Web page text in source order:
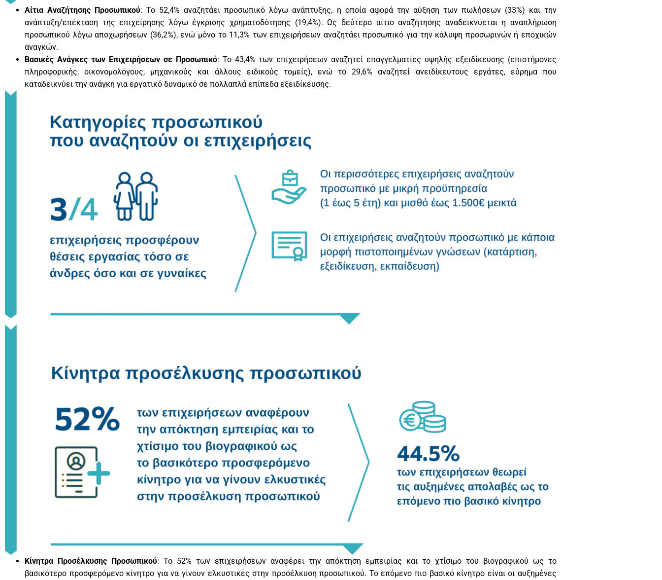
Αίτια Αναζήτησης Προσωπικού: Το 52,4% αναζητάει προσωπικό λόγω ανάπτυξης, η οποία αφορά την αύξηση των πωλήσεων (33%) και την
ανάπτυξη/επέκταση της επιχείρησης λόγω έγκρισης χρηματοδότησης (19,4%). Ως δεύτερο αίτιο αναζήτησης αναδεικνύεται η αναπλήρωση
προσωπικού λόγω αποχωρήσεων (36,2%), ενώ μόνο το 11,3% των επιχειρήσεων αναζητάει προσωπικό για την κάλυψη προσωρινών ή εποχικών
αναγκών.
Βασικές Ανάγκες των Επιχειρήσεων σε Προσωπικό: Το 43,4% των επιχειρήσεων αναζητεί επαγγελματίες υψηλής εξειδίκευσης (επιστήμονες
πληροφορικής, οικονομολόγους, μηχανικούς και άλλους ειδικούς τομείς), ενώ το 29,6% αναζητεί ανειδίκευτους εργάτες, εύρημα που
καταδεικνύει την ανάγκη για εργατικό δυναμικό σε πολλαπλά επίπεδα εξειδίκευσης.
Κίνητρα Προσέλκυσης Προσωπικού: Το 52% των επιχειρήσεων αναφέρει την απόκτηση εμπειρίας και το χτίσιμο του βιογραφικού ως το
βασικότερο προσφερόμενο κίνητρο για να γίνουν ελκυστικές στην προσέλκυση προσωπικού. Το επόμενο πιο βασικό κίνητρο είναι οι αυξημένες